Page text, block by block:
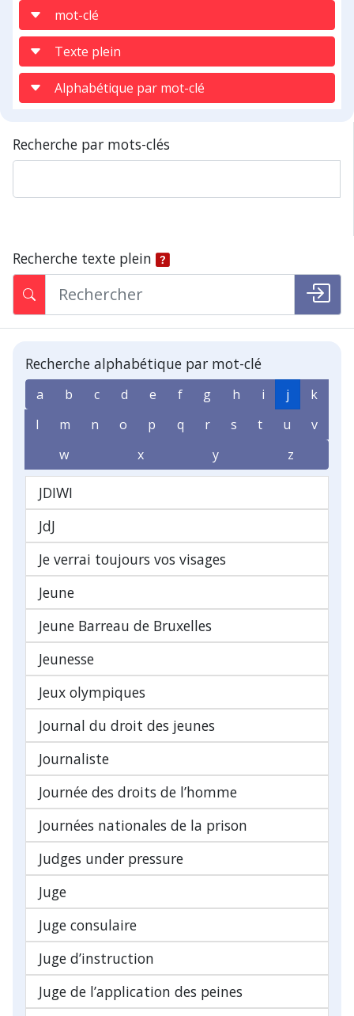
mot-clé
Texte plein
Alphabétique par mot-clé
Recherche par mots-clés
Recherche texte plein
Recherche alphabétique par mot-clé
a b c d e f g h i j
k
l
m n o p q r s t u
v
w
x y z
JDIWI
JdJ
Je verrai toujours vos visages
Jeune
Jeune Barreau de Bruxelles
Jeunesse
Jeux olympiques
Journal du droit des jeunes
Journaliste
Journée des droits de l’homme
Journées nationales de la prison
Judges under pressure
Juge
Juge consulaire
Juge d’instruction
Juge de l’application des peines